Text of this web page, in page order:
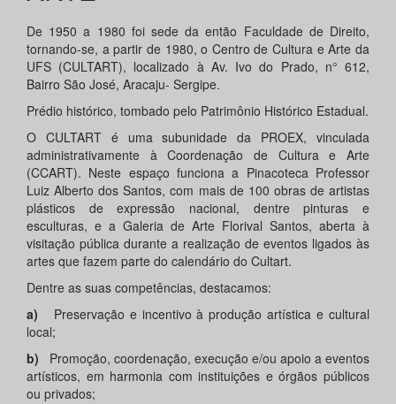
De 1950 a 1980 foi sede da então Faculdade de Direito,
tornando-se, a partir de 1980, o Centro de Cultura e Arte da
UFS (CULTART), localizado à Av. Ivo do Prado, n° 612,
Bairro São José, Aracaju- Sergipe.
Prédio histórico, tombado pelo Patrimônio Histórico Estadual.
O CULTART é uma subunidade da PROEX, vinculada
administrativamente à Coordenação de Cultura e Arte
(CCART). Neste espaço funciona a Pinacoteca Professor
Luiz Alberto dos Santos, com mais de 100 obras de artistas
plásticos de expressão nacional, dentre pinturas e
esculturas, e a Galeria de Arte Florival Santos, aberta à
visitação pública durante a realização de eventos ligados às
artes que fazem parte do calendário do Cultart.
Dentre as suas competências, destacamos:
a) Preservação e incentivo à produção artística e cultural
local;
b) Promoção, coordenação, execução e/ou apoio a eventos
artísticos, em harmonia com instituições e órgãos públicos
ou privados;